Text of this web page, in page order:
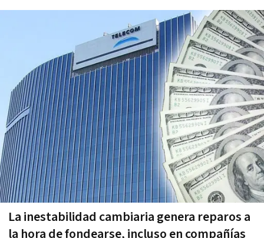
La inestabilidad cambiaria genera reparos a
la hora de fondearse, incluso en compañías